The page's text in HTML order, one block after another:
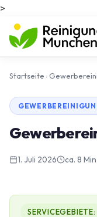
>
Startseite ›
1. Juli 2026 ca. 8
SERVICEGEBIETE: